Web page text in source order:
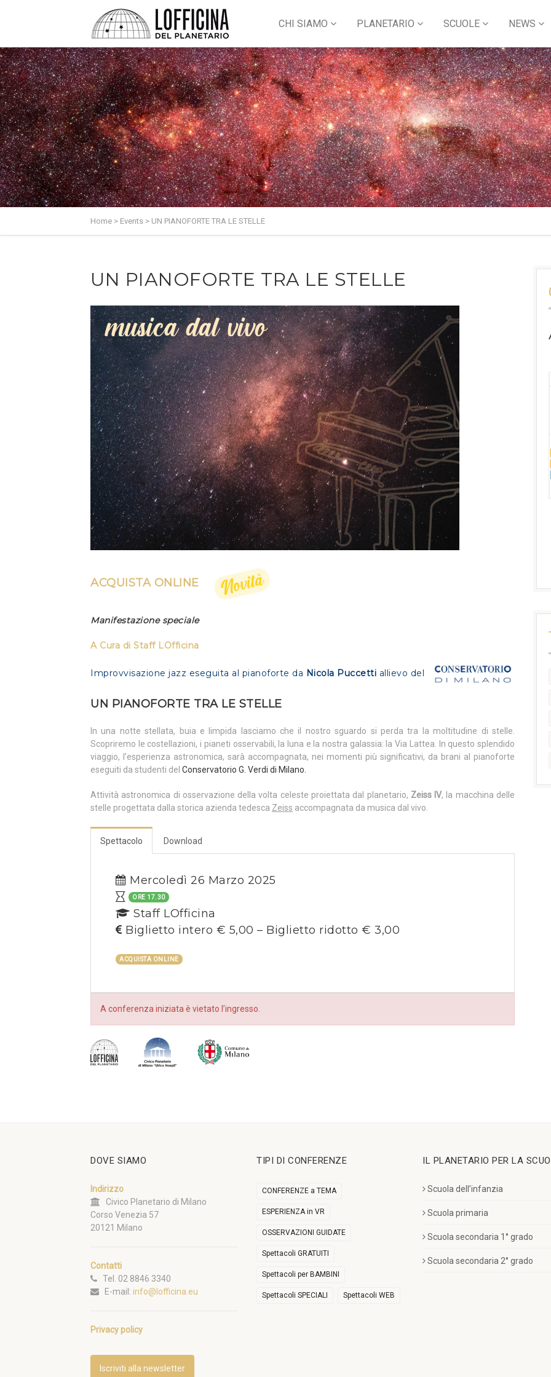
CHI SIAMO PLANETARIO SCUOLE NEWS
Home > Events > UN PIANOFORTE TRA LE STELLE
UN PIANOFORTE TRA LE STELLE
ACQUISTA ONLINE
Manifestazione speciale
A Cura di Staff LOfficina
Improvvisazione jazz eseguita al pianoforte da Nicola Puccetti allievo del
UN PIANOFORTE TRA LE STELLE
In una notte stellata, buia e limpida lasciamo che il nostro sguardo si perda tra la moltitudine di stelle.
Scopriremo le costellazioni, i pianeti osservabili, la luna e la nostra galassia: la Via Lattea. In questo splendido
viaggio, l’esperienza astronomica, sarà accompagnata, nei momenti più significativi, da brani al pianoforte
eseguiti da studenti del Conservatorio G. Verdi di Milano
Attività astronomica di osservazione della volta celeste proiettata dal planetario, Zeiss IV, la macchina delle
stelle progettata dalla storica azienda tedesca Zeiss accompagnata da musica dal vivo.
Spettacolo Download
Mercoledì 26 Marzo 2025
ORE 17.30
Staff LOfficina
Biglietto intero € 5,00 – Biglietto ridotto € 3,00
ACQUISTA ONLINE
A conferenza iniziata è vietato l’ingresso.
DOVE SIAMO
Indirizzo
Civico Planetario di Milano
Corso Venezia 57
20121 Milano
Contatti
Tel. 02 8846 3340
E-mail: info@lofficina.eu
Privacy policy
Iscriviti alla newsletter
TIPI DI CONFERENZE
CONFERENZE a TEMA
ESPERIENZA in VR
OSSERVAZIONI GUIDATE
Spettacoli GRATUITI
Spettacoli per BAMBINI
Spettacoli SPECIALI Spettacoli WEB
IL PLANETARIO PER LA
Scuola dell’infanzia
Scuola primaria
Scuola secondaria 1° grado
Scuola secondaria 2° grado